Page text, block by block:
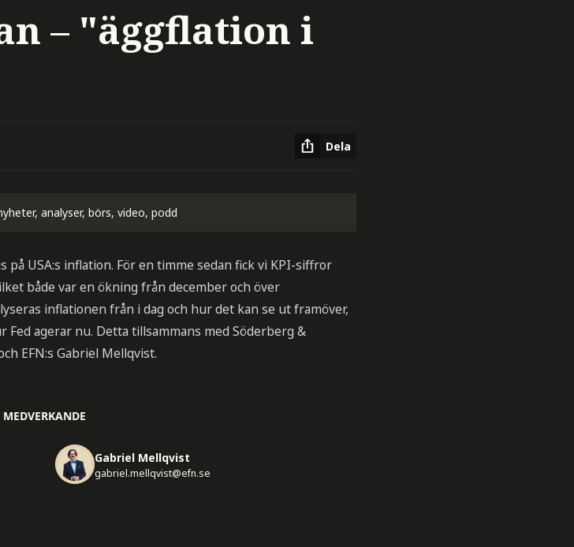
– "äggflation i
Dela
analyser, börs, video, podd
USA:s inflation. För en timme sedan fick vi KPI-siffror
både var en ökning från december och över
inflationen från i dag och hur det kan se ut framöver,
agerar nu. Detta tillsammans med Söderberg &
EFN:s Gabriel Mellqvist.
MEDVERKANDE
Gabriel Mellqvist
gabriel.mellqvist@efn.se